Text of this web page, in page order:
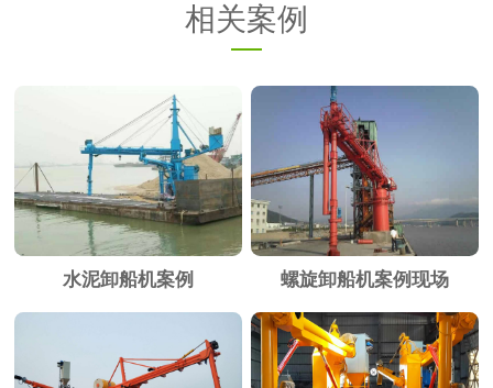
相关案例
水泥卸船机案例 螺旋卸船机案例现场